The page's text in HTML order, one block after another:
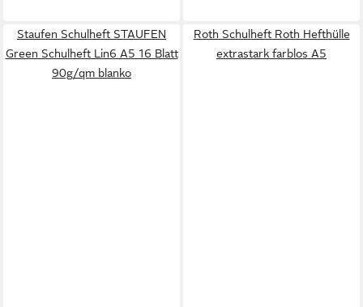
Staufen Schulheft STAUFEN
Green Schulheft Lin6 A5 16 Blatt
90g/qm blanko
Roth Schulheft Roth Hefthülle
extrastark farblos A5